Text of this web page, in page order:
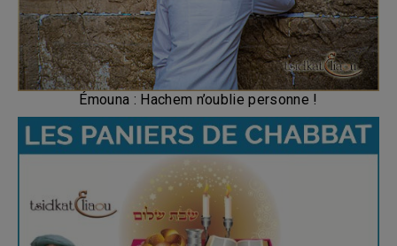
Émouna : Hachem n’oublie personne !